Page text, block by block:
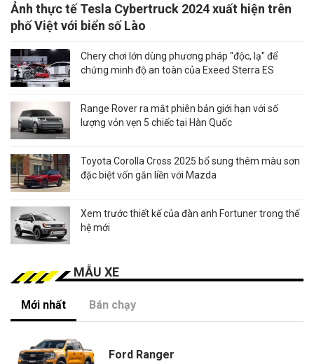
Ảnh thực tế Tesla Cybertruck 2024 xuất hiện trên
phố Việt với biển số Lào
Chery chơi lớn dùng phương pháp "độc, lạ" để
chứng minh độ an toàn của Exeed Sterra ES
Range Rover ra mắt phiên bản giới hạn với số
lượng vỏn vẹn 5 chiếc tại Hàn Quốc
Toyota Corolla Cross 2025 bổ sung thêm màu sơn
đặc biệt vốn gắn liền với Mazda
Xem trước thiết kế của đàn anh Fortuner trong thế
hệ mới
MẪU XE
Mới nhất Bán chạy
Ford Ranger